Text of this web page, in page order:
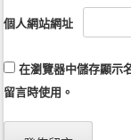
個人網站網址
在瀏覽器中儲存顯示
留言時使用。